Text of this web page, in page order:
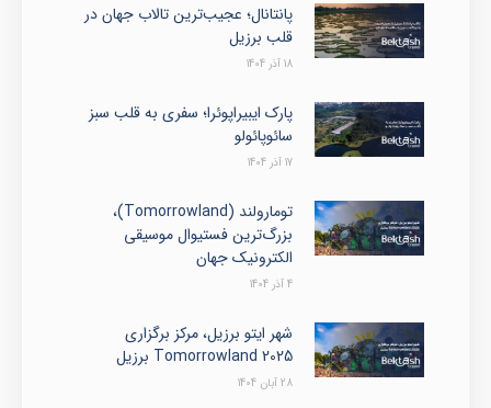
پانتانال؛ عجیب‌ترین تالاب جهان در
قلب برزیل
18 آذر 1404
پارک ایبیراپوئرا؛ سفری به قلب سبز
سائوپائولو
17 آذر 1404
تومارولند (Tomorrowland)،
بزرگ‌ترین فستیوال موسیقی
الکترونیک جهان
4 آذر 1404
شهر ایتو برزیل، مرکز برگزاری
Tomorrowland 2025 برزیل
28 آبان 1404